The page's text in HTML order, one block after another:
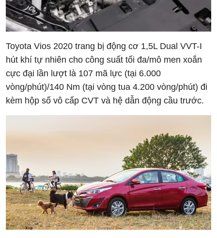
Toyota Vios 2020 trang bị động cơ 1,5L Dual VVT-I
hút khí tự nhiên cho công suất tối đa/mô men xoắn
cực đại lần lượt là 107 mã lực (tại 6.000
vòng/phút)/140 Nm (tại vòng tua 4.200 vòng/phút) đi
kèm hộp số vô cấp CVT và hệ dẫn động cầu trước.